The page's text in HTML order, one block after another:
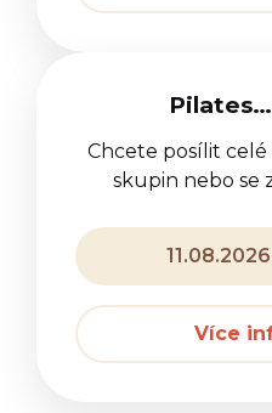
Chcete posílit
skupin nebo se
Více